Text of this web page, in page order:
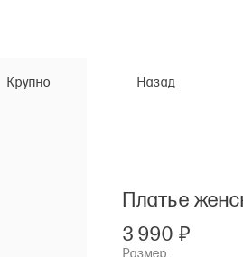
Крупно Назад
Платье
3 990 ₽
Размер: